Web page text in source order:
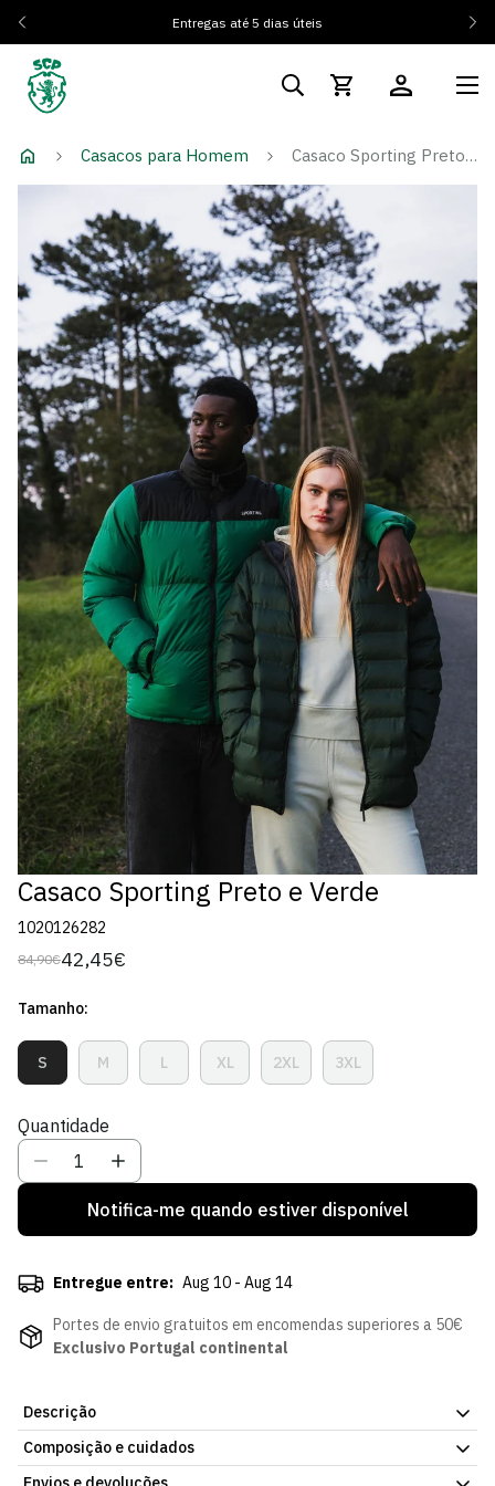
Entregas até 5 dias úteis
Casacos para Homem Casaco Sporting Preto e Verde
Casaco Sporting Preto e Verde
1020126282
Preço
84,90€
Preço
venda
42,45€
Tamanho:
SVariante
Esgotada
Indisponível
MVariante
Esgotada
Indisponível
LVariante
Esgotada
XL
Variante
Esgotada
2XLVariante
Esgotada
3XLVariante
Esgotada
Quantidade
Notifica-me quando estiver disponível
Entregue entre: Aug 10 - Aug 14
Portes de envio gratuitos em encomendas superiores a 50€
Exclusivo Portugal continental
Descrição
Enfrenta os dias frios com o Casaco Sporting Preto e
Verde. Com um design funcional e detalhes que refletem a
Composição e cuidados